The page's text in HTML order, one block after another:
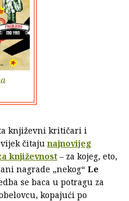
književni kritičari i
čitajunajnovijeg
književnost – za kojeg, eto,
nagrade „nekog“ Le
se baca u potragu za
kopajući po